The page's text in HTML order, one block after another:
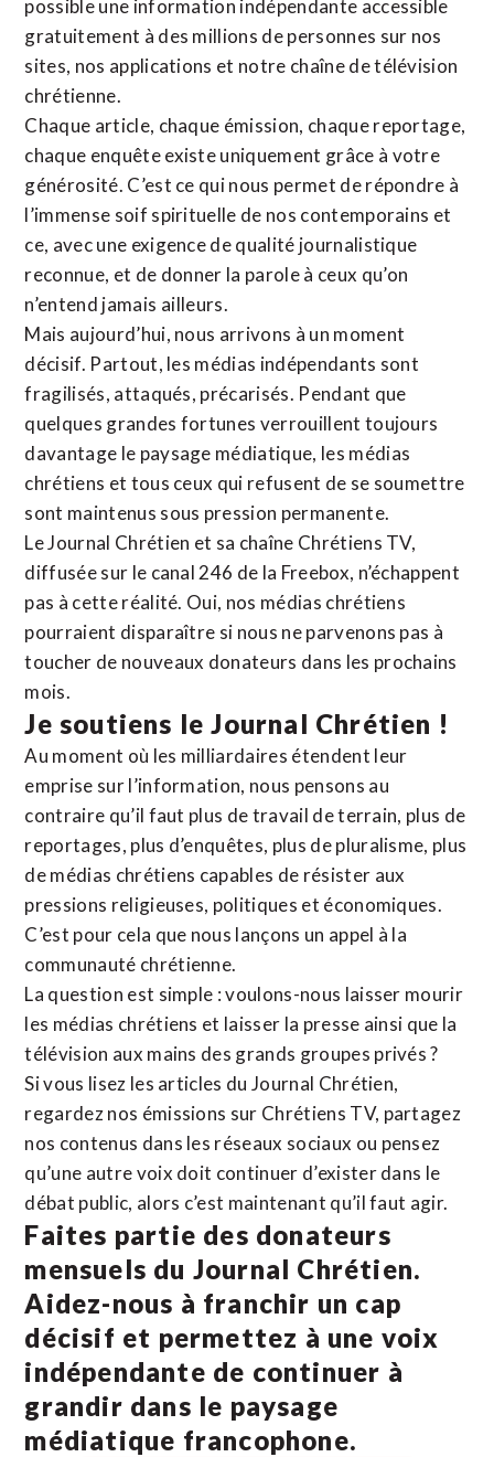
possible une information indépendante accessible
gratuitement à des millions de personnes sur nos
sites, nos applications et notre chaîne de télévision
chrétienne.
Chaque article, chaque émission, chaque reportage,
chaque enquête existe uniquement grâce à votre
générosité. C’est ce qui nous permet de répondre à
l’immense soif spirituelle de nos contemporains et
ce, avec une exigence de qualité journalistique
reconnue, et de donner la parole à ceux qu’on
n’entend jamais ailleurs.
Mais aujourd’hui, nous arrivons à un moment
décisif. Partout, les médias indépendants sont
fragilisés, attaqués, précarisés. Pendant que
quelques grandes fortunes verrouillent toujours
davantage le paysage médiatique, les médias
chrétiens et tous ceux qui refusent de se soumettre
sont maintenus sous pression permanente.
Le Journal Chrétien et sa chaîne Chrétiens TV,
diffusée sur le canal 246 de la Freebox, n’échappent
pas à cette réalité. Oui, nos médias chrétiens
pourraient disparaître si nous ne parvenons pas à
toucher de nouveaux donateurs dans les prochains
mois.
Je soutiens le Journal Chrétien !
Au moment où les milliardaires étendent leur
emprise sur l’information, nous pensons au
contraire qu’il faut plus de travail de terrain, plus de
reportages, plus d’enquêtes, plus de pluralisme, plus
de médias chrétiens capables de résister aux
pressions religieuses, politiques et économiques.
C’est pour cela que nous lançons un appel à la
communauté chrétienne.
La question est simple : voulons-nous laisser mourir
les médias chrétiens et laisser la presse ainsi que la
télévision aux mains des grands groupes privés ?
Si vous lisez les articles du Journal Chrétien,
regardez nos émissions sur Chrétiens TV, partagez
nos contenus dans les réseaux sociaux ou pensez
qu’une autre voix doit continuer d’exister dans le
débat public, alors c’est maintenant qu’il faut agir.
Faites partie des donateurs
mensuels du Journal Chrétien.
Aidez-nous à franchir un cap
décisif et permettez à une voix
indépendante de continuer à
grandir dans le paysage
médiatique francophone.